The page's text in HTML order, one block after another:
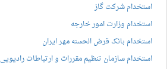
استخدام شرکت گاز
استخدام وزارت امور خارجه
استخدام بانک قرض الحسنه مهر ایران
استخدام سازمان تنظیم مقررات و ارتباطات رادیویی